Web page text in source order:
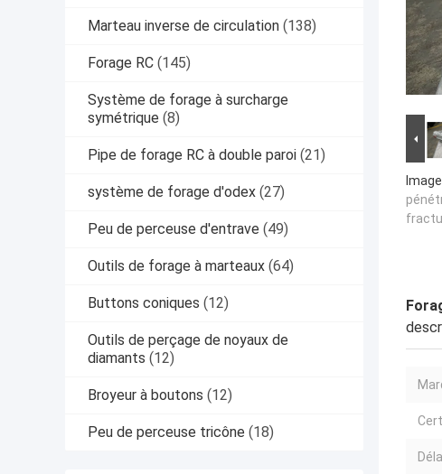
Marteau inverse de circulation (138)
Forage RC (145)
Système de forage à surcharge
symétrique (8)
Pipe de forage RC à double paroi (21)
système de forage d'odex (27)
Peu de perceuse d'entrave (49)
Outils de forage à marteaux (64)
Buttons coniques (12)
Outils de perçage de noyaux de
diamants (12)
Broyeur à boutons (12)
Peu de perceuse tricône (18)